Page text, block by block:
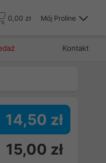
0,00 zł Mój Proline
Kontakt
14,50 zł
15,00 zł